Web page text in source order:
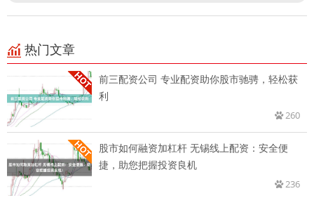
热门文章
前三配资公司 专业配资助你股市驰骋，轻松获
利
260
股市如何融资加杠杆 无锡线上配资：安全便
捷，助您把握投资良机
236